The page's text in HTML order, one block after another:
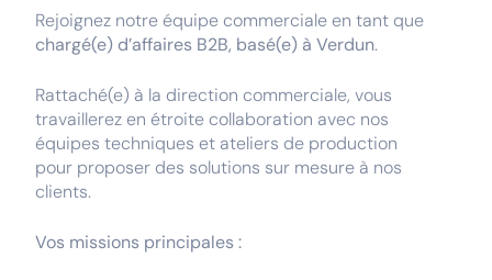
Rejoignez notre équipe commerciale en tant que
chargé(e) d’affaires B2B, basé(e) à Verdun.
Rattaché(e) à la direction commerciale, vous
travaillerez en étroite collaboration avec nos
équipes techniques et ateliers de production
pour proposer des solutions sur mesure à nos
clients.
Vos missions principales :